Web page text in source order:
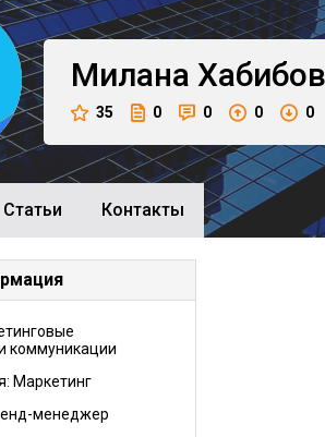
Милана
35 0 0 0 0
Cтатьи Контакты
коммуникации
Маркетинг
менеджер